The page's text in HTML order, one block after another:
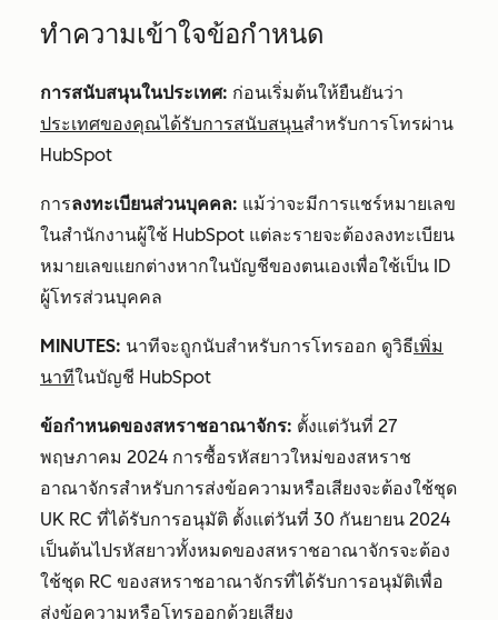
ทำความเข้าใจข้อกำหนด
การสนับสนุนในประเทศ: ก่อนเริ่มต้นให้ยืนยันว่า
ประเทศของคุณได้รับการสนับสนุนสำหรับการโทรผ่าน
HubSpot
การลงทะเบียนส่วนบุคคล: แม้ว่าจะมีการแชร์หมายเลข
ในสำนักงานผู้ใช้ HubSpot แต่ละรายจะต้องลงทะเบียน
หมายเลขแยกต่างหากในบัญชีของตนเองเพื่อใช้เป็น ID
ผู้โทรส่วนบุคคล
MINUTES: นาทีจะถูกนับสำหรับการโทรออก ดูวิธีเพิ่ม
นาทีในบัญชี HubSpot
ข้อกำหนดของสหราชอาณาจักร: ตั้งแต่วันที่ 27
พฤษภาคม 2024 การซื้อรหัสยาวใหม่ของสหราช
อาณาจักรสำหรับการส่งข้อความหรือเสียงจะต้องใช้ชุด
UK RC ที่ได้รับการอนุมัติ ตั้งแต่วันที่ 30 กันยายน 2024
เป็นต้นไปรหัสยาวทั้งหมดของสหราชอาณาจักรจะต้อง
ใช้ชุด RC ของสหราชอาณาจักรที่ได้รับการอนุมัติเพื่อ
ส่งข้อความหรือโทรออกด้วยเสียง